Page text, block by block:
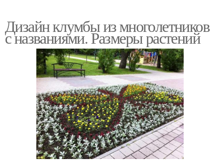
Дизайн клумбы из многолетников
с названиями. Размеры растений